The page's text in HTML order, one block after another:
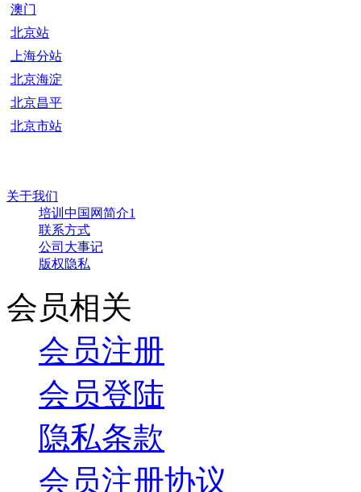
澳门
北京站
上海分站
北京海淀
北京昌平
北京市站
关于我们
培训中国网简介1
联系方式
公司大事记
版权隐私
会员相关
会员注册
会员登陆
隐私条款
会员注册协议